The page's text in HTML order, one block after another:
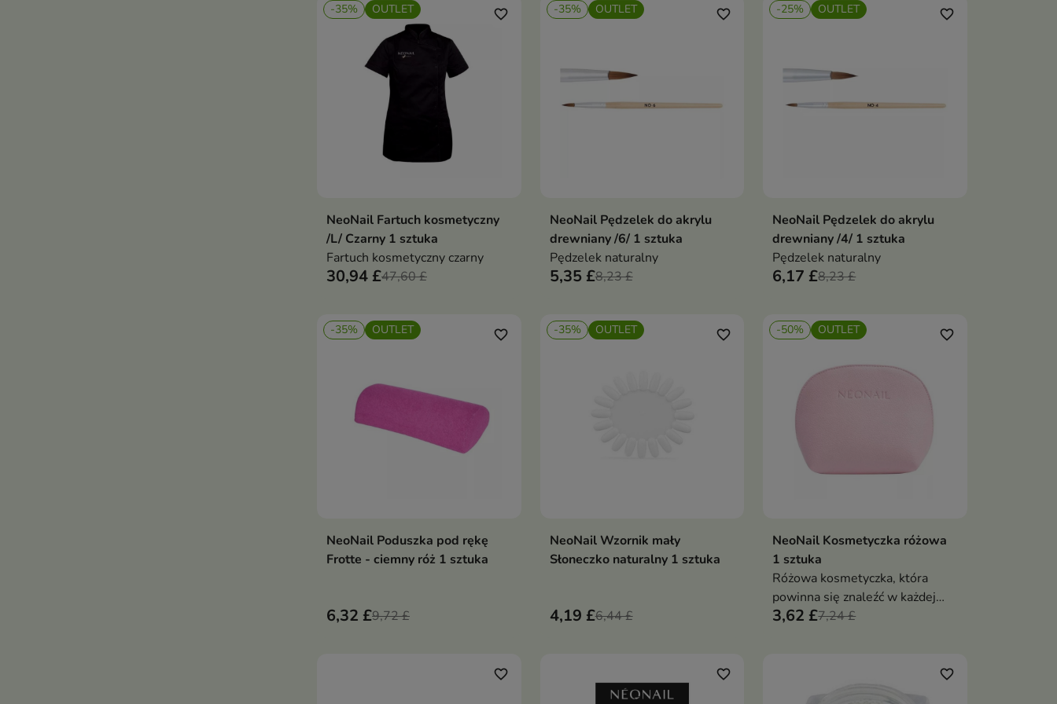
-35% OUTLET
 Dodaj do koszyka
favorite_border
NeoNail Fartuch kosmetyczny
/L/ Czarny 1 sztuka
Fartuch kosmetyczny czarny
30,94 £47,60 £
-35% OUTLET
Dodaj do koszyka
favorite_border
NeoNail Pędzelek do akrylu
drewniany /6/ 1 sztuka
Pędzelek naturalny
5,35 £8,23 £
-25% OUTLET
Dodaj do koszyka
favorite_border
NeoNail Pędzelek do akrylu
drewniany /4/ 1 sztuka
Pędzelek naturalny
6,17 £8,23 £
-35% OUTLET
Dodaj do koszyka
favorite_border
NeoNail Poduszka pod rękę
Frotte - ciemny róż 1 sztuka
6,32 £9,72 £
-35% OUTLET
Dodaj do koszyka
favorite_border
NeoNail Wzornik mały
Słoneczko naturalny 1 sztuka
4,19 £6,44 £
-50% OUTLET
Dodaj do koszyka
favorite_border
NeoNail Kosmetyczka różowa
1 sztuka
Różowa kosmetyczka, która
powinna się znaleźć w każdej
kobiecej torebce. Z pewnością
3,62 £7,24 £
favorite_border favorite_border favorite_border